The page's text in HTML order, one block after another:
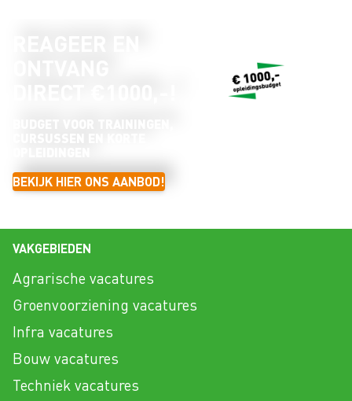
BEKIJK HIER ONS AANBOD!
VAKGEBIEDEN
Agrarische vacatures
Groenvoorziening vacatures
Infra vacatures
Bouw vacatures
Techniek vacatures